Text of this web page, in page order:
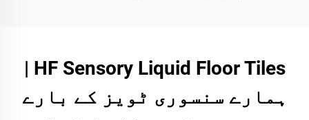
HF Sensory Liquid Floor Tiles |
ہمارے سنسوری ٹویز کے بارے